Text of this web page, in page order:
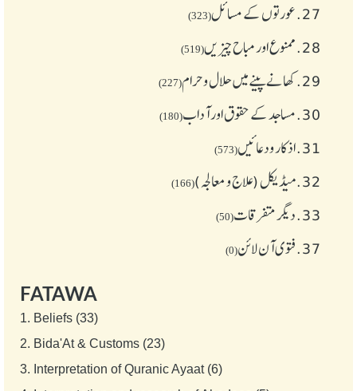
27. عورتوں کے مسائل(323)
28. ممنوع اور مباح چیز یں(519)
29. کھانے پینے میں حلال و حرام(227)
30. مساجد کے حقوق اور آداب(180)
31. اذکار ودعائیں(573)
32. میڈیکل (علاج و معالجہ)(166)
33. دیگر متفرقات(50)
37. فتوی آن لائن(0)
FATAWA
1. Beliefs (33)
2. Bida'At & Customs (23)
3. Interpretation of Quranic Ayaat (6)